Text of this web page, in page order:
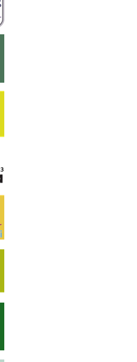
Service Learning
Podcast
PagoinRete